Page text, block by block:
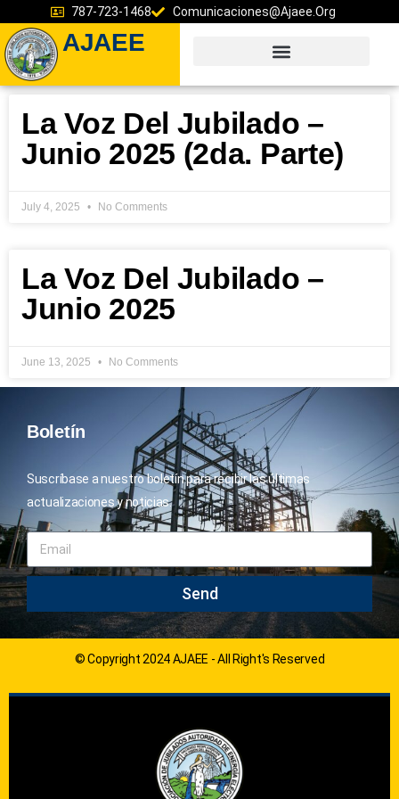
787-723-1468 Comunicaciones@ajaee.org
AJAEE
La Voz Del Jubilado –
Junio 2025 (2da. Parte)
July 4, 2025 No Comments
La Voz Del Jubilado –
Junio 2025
June 13, 2025 No Comments
Boletín
Suscríbase a nuestro boletín para recibir las últimas
actualizaciones y noticias.
Send
© Copyright 2024 AJAEE - All Right's Reserved